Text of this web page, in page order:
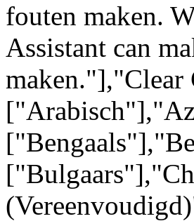
fouten maken.
Assistant can